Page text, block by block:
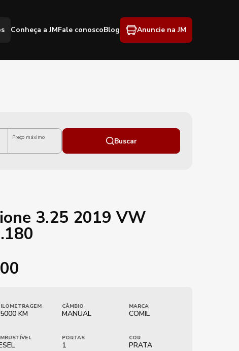
Conheça a JMFale conoscoBlog Anuncie na JM
Preço máximo Buscar
3.25 2019 VW
KM
CÂMBIO
MANUAL
MARCA
COMIL
PORTAS
1
COR
PRATA